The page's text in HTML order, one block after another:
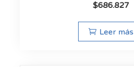
$686.827
Leer más